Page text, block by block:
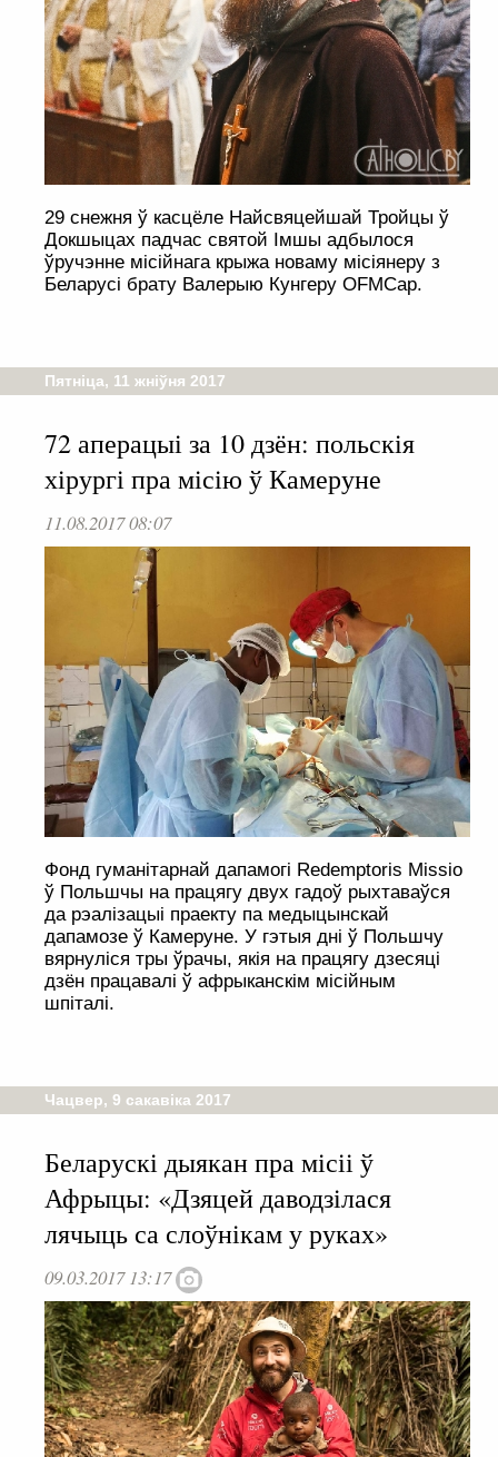
29 снежня ў касцёле Найсвяцейшай Тройцы ў
Докшыцах падчас святой Імшы адбылося
ўручэнне місійнага крыжа новаму місіянеру з
Беларусі брату Валерыю Кунгеру OFMCap.
Пятніца, 11 жніўня 2017
72 аперацыі за 10 дзён: польскія
хірургі пра місію ў Камеруне
11.08.2017 08:07
Фонд гуманітарнай дапамогі Redemptoris Missio
ў Польшчы на працягу двух гадоў рыхтаваўся
да рэалізацыі праекту па медыцынскай
дапамозе ў Камеруне. У гэтыя дні ў Польшчу
вярнуліся тры ўрачы, якія на працягу дзесяці
дзён працавалі ў афрыканскім місійным
шпіталі.
Чацвер, 9 сакавіка 2017
Беларускі дыякан пра місіі ў
Афрыцы: «Дзяцей даводзілася
лячыць са слоўнікам у руках»
09.03.2017 13:17